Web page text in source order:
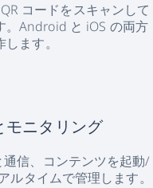
コードをスキャンして
。Android と iOS の両方
ます。
モニタリング
信、コンテンツを起動/
タイムで管理します。